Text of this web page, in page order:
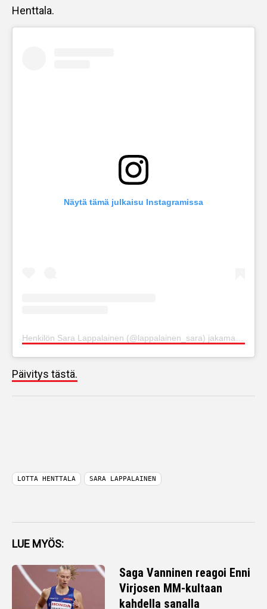
Henttala.
Näytä tämä julkaisu Instagramissa
Päivitys tästä.
LOTTA HENTTALA SARA LAPPALAINEN
LUE MYÖS:
Virjosen MM-kultaan
kahdella sanalla
YLEISURHEILU
09.08.2026